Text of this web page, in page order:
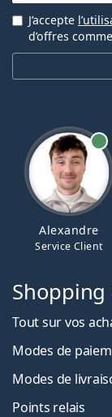
J’accepte
d’offres
Alexandre
Service Client
Tout sur vos
Modes de
Modes de
Points relais